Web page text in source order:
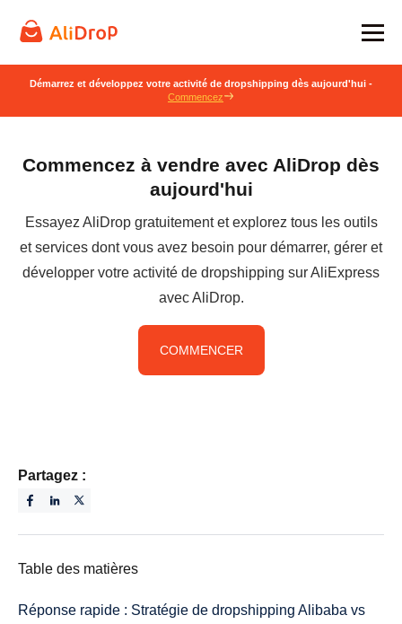
Démarrez et développez votre activité de dropshipping dès aujourd'hui -
Commencez
Commencez à vendre avec AliDrop dès
aujourd'hui
Essayez AliDrop gratuitement et explorez tous les outils
et services dont vous avez besoin pour démarrer, gérer et
développer votre activité de dropshipping sur AliExpress
avec AliDrop.
COMMENCER
Partagez :
Table des matières
Réponse rapide : Stratégie de dropshipping Alibaba vs